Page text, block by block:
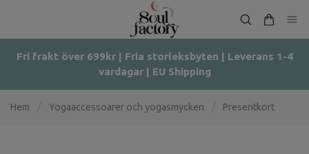
Fri frakt över 699kr | Fria storleksbyten | Leverans 1-4
vardagar | EU Shipping
Hem Yogaaccessoarer och yogasmycken Presentkort